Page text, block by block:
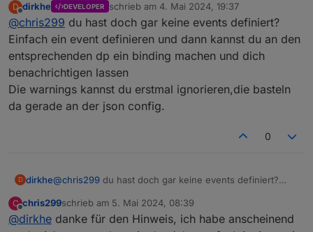
aber in der events-object-struktur ist kein eintrag.
mache ich da was falsch?
EDIT: anscheinend stimmt da was anderes nicht:
aber die debug ausgabe sieht ok aus
was kann ich da machen?
für bestimmte Kalender Einträge. Hat das evtl. schon
D
Offline
dirkhe DEVELOPER schrieb am 4. Mai 2024, 19:37
zuletzt editiert von
@chris299 du hast doch gar keine events definiert?
Einfach ein event definieren und dann kannst du an den
entsprechenden dp ein binding machen und dich
benachrichtigen lassen
Die warnings kannst du erstmal ignorieren,die basteln
da gerade an der json config.
0
D dirkhe@chris299 du hast doch gar keine events definiert?
entsprechenden dp ein binding machen und dich
benachrichtigen lassen
C
Offline
chris299schrieb am 5. Mai 2024, 08:39
zuletzt editiert von
@dirkhe danke für den Hinweis, ich habe anscheinend